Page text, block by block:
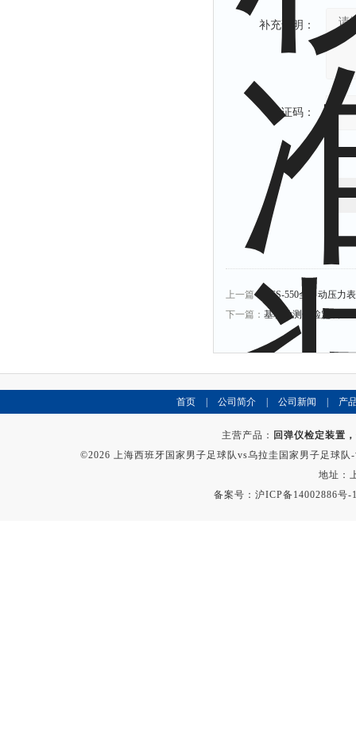
补充说明：
验证码：
上一篇：
PCS-550全自动压力
下一篇： 基桩动测仪检定装置
首页 公司简介 公司新闻 产
主营产品： 回弹仪检定装置
©2026 上海西班牙国家男子足球队vs乌拉圭国家男子足球
地址：
备案号：沪ICP备14002886号